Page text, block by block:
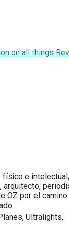
on all things
físico e intelectual,
arquitecto,
OZ por el camino
Ultralights,